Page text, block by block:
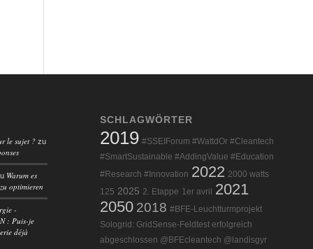
le sujet ? zu
Warum es
optimieren
-
: Puis-je
déjà
SCHLAGWÖRTER
2019 #SSEIForum #WattdOr #Cleantech
#SmartSustainable #AddingValue #Education
#Research #Innovation 2022 2000 watts
125 2025 2. Etappe 1er avril
2021
2050 2018 #BFE-Leuchtturmprojekt
Sologrid: GridSense-Feldtest erfolgreich
abgeschlossen @BFEcleantech @landisgyr